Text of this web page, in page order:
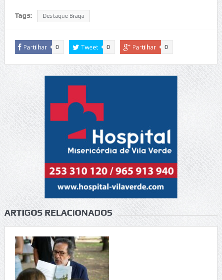
Tags: Destaque Braga
Partilhar 0 Tweet 0 Partilhar 0
ARTIGOS RELACIONADOS